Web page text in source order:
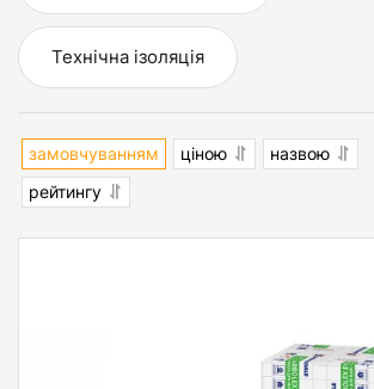
Технічна ізоляція
замовчуванням ціною
назвою
рейтингу